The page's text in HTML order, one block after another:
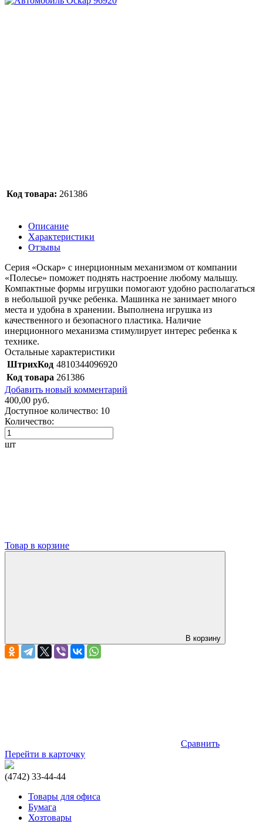
Код товара: 261386
Описание
Характеристики
Отзывы
Серия «Оскар» с инерционным механизмом от компании
«Полесье» поможет поднять настроение любому малышу.
Компактные формы игрушки помогают удобно располагаться
в небольшой ручке ребенка. Машинка не занимает много
места и удобна в хранении. Выполнена игрушка из
качественного и безопасного пластика. Наличие
инерционного механизма стимулирует интерес ребенка к
технике.
Остальные характеристики
ШтрихКод 4810344096920
Код товара 261386
Добавить новый комментарий
400,00 руб.
Доступное количество: 10
Количество:
шт
Товар в корзине
В корзину
Сравнить
Перейти в карточку
(4742) 33-44-44
Товары для офиса
Бумага
Хозтовары